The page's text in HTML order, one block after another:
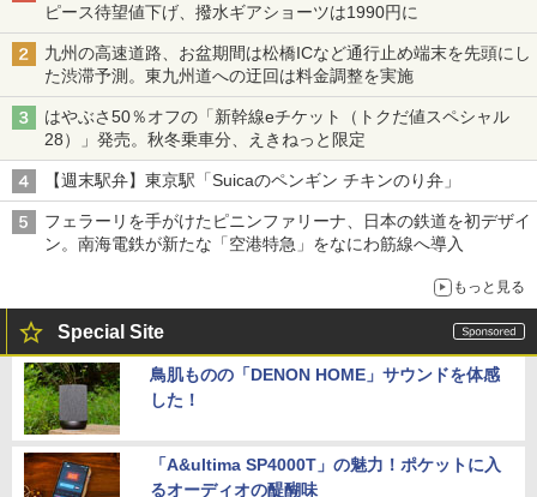
ピース待望値下げ、撥水ギアショーツは1990円に
九州の高速道路、お盆期間は松橋ICなど通行止め端末を先頭にし
た渋滞予測。東九州道への迂回は料金調整を実施
はやぶさ50％オフの「新幹線eチケット（トクだ値スペシャル
28）」発売。秋冬乗車分、えきねっと限定
【週末駅弁】東京駅「Suicaのペンギン チキンのり弁」
フェラーリを手がけたピニンファリーナ、日本の鉄道を初デザイ
ン。南海電鉄が新たな「空港特急」をなにわ筋線へ導入
もっと見る
Special Site
鳥肌ものの「DENON HOME」サウンドを体感
した！
「A&ultima SP4000T」の魅力！ポケットに入
るオーディオの醍醐味